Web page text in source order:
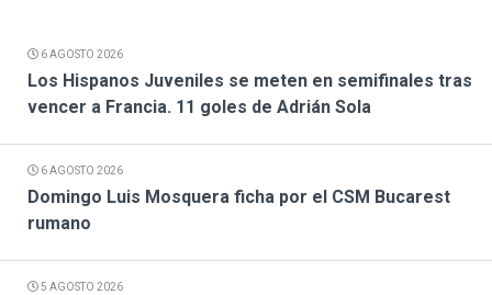
6 AGOSTO 2026
Los Hispanos Juveniles se meten en semifinales tras
vencer a Francia. 11 goles de Adrián Sola
6 AGOSTO 2026
Domingo Luis Mosquera ficha por el CSM Bucarest
rumano
5 AGOSTO 2026